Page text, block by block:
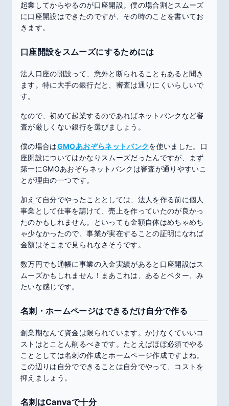
起業してからやるのが口座開設。僕の場合割とスムーズ
に口座開設はできたのですが、その時のことを書いてお
きます。
口座開設をスムーズにするためには
法人口座の開設って、意外と断られることもあると聞き
ます。特に大手の銀行だと、審査は通りにくいらしいで
す。
なので、初めて起業するのであればネットバンクなど審
査が厳しくない銀行を選びましょう。
僕の場合はGMOあおぞらネットバンクを使いました。口
座開設についてはかなりスムーズだったんですが、まず
第一にGMOあおぞらネットバンクは審査が通りやすいこ
とが理由の一つです。
加えて自分でやったこととしては、法人を作る前に個人
事業として仕事を請けて、売上を作っていたのが良かっ
たのかもしれません。といっても金額自体はめちゃめち
ゃ少なかったので、事業が実在することの証明になれば
金額はそこまで見られなさそうです。
数万円でも通帳に事業の入金実績があると口座開設はス
ムーズかもしれません！まあこれは、あるとベター、み
たいな感じです。
名刺・ホームページはできるだけ自分で作る
創業期なんて資金は限られています。かけなくていいコ
ストはとことん削るべきです。たとえばほぼ必須でやる
こととしては名刺の作成とホームページ作成ですよね。
この辺りは自分でできることは自分でやって、コストを
抑えましょう。
名刺はCanvaで十分